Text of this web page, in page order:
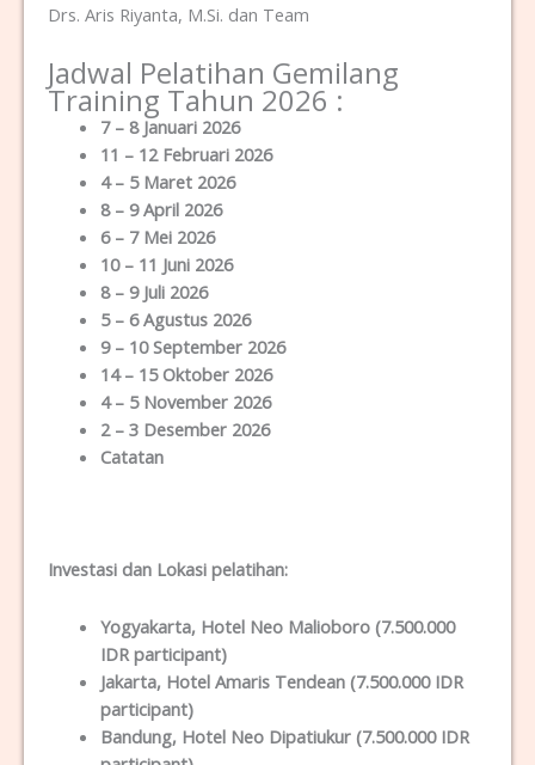
Drs. Aris Riyanta, M.Si. dan Team
Jadwal Pelatihan Gemilang
Training Tahun 2026 :
7 – 8 Januari 2026
11 – 12 Februari 2026
4 – 5 Maret 2026
8 – 9 April 2026
6 – 7 Mei 2026
10 – 11 Juni 2026
8 – 9 Juli 2026
5 – 6 Agustus 2026
9 – 10 September 2026
14 – 15 Oktober 2026
4 – 5 November 2026
2 – 3 Desember 2026
Catatan
Investasi dan Lokasi pelatihan:
Yogyakarta, Hotel Neo Malioboro (7.500.000
IDR participant)
Jakarta, Hotel Amaris Tendean (7.500.000 IDR
participant)
Bandung, Hotel Neo Dipatiukur (7.500.000 IDR